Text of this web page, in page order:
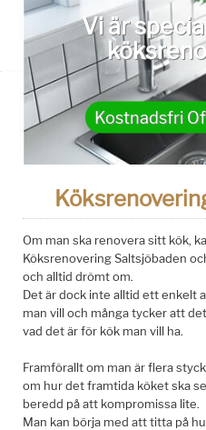
Vi är
Kostnadsfri
Om man ska renovera sitt kök,
Köksrenovering Saltsjöbaden
och alltid drömt om.
Det är dock inte alltid ett enkelt
man vill och många tycker att
vad det är för kök man vill ha.
Framförallt om man är flera
om hur det framtida köket ska
beredd på att kompromissa lite.
Man kan börja med att titta på